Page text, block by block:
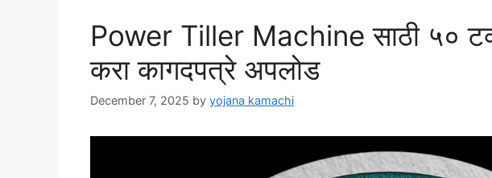
Power Tiller Machine साठी ५०
करा कागदपत्रे अपलोड
December 7, 2025 by yojana kamachi